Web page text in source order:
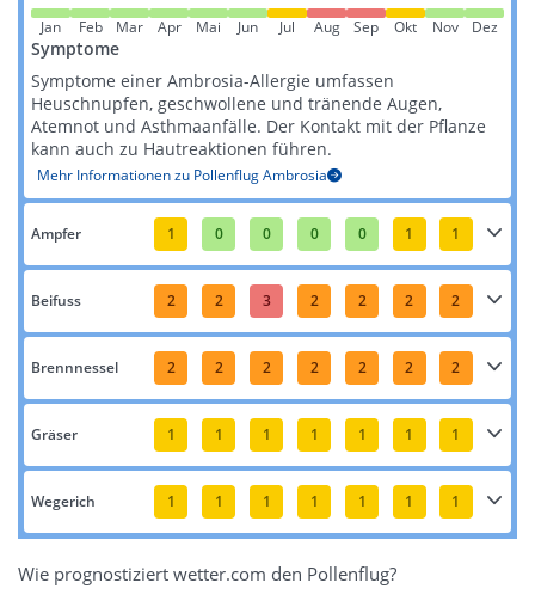
Jan Feb Mar Apr Mai Jun Jul Aug Sep Okt Nov Dez
Symptome
Symptome einer Ambrosia-Allergie umfassen
Heuschnupfen, geschwollene und tränende Augen,
Atemnot und Asthmaanfälle. Der Kontakt mit der Pflanze
kann auch zu Hautreaktionen führen​​.
Mehr Informationen zu Pollenflug Ambrosia
Ampfer 1 0 0 0 0 1 1
Beifuss 2 2 3 2 2 2 2
Brennnessel 2 2 2 2 2 2 2
Gräser 1 1 1 1 1 1 1
Wegerich 1 1 1 1 1 1 1
Wie prognostiziert wetter.com den Pollenflug?